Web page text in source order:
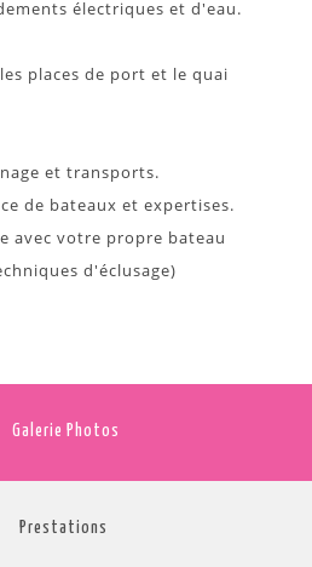
électriques et d'eau.
places de port et le quai
et transports.
de bateaux et expertises.
avec votre propre bateau
d'éclusage)
Galerie Photos
Prestations